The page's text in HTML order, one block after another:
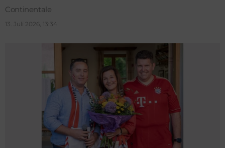
Continentale
13. Juli 2026, 13:34